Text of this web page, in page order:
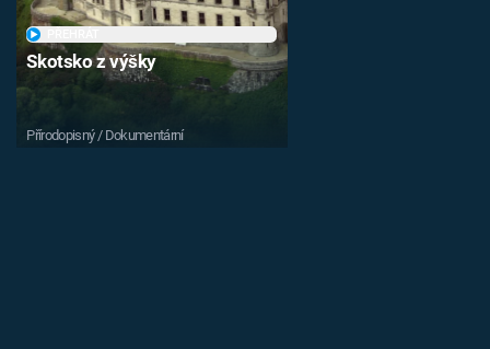
Skotsko z výšky
Přírodopisný / Dokumentární